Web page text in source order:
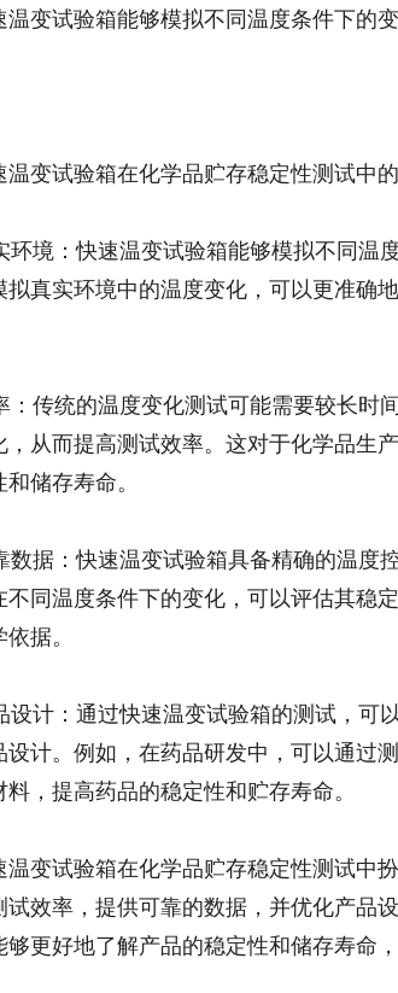
变试验箱能够模拟不同温度条件下的
温变试验箱在化学品贮存稳定性测试中
环境：快速温变试验箱能够模拟不同温
拟真实环境中的温度变化，可以更准确
：传统的温度变化测试可能需要较长时
，从而提高测试效率。这对于化学品生
储存寿命。
数据：快速温变试验箱具备精确的温度
不同温度条件下的变化，可以评估其稳
据。
设计：通过快速温变试验箱的测试，可
设计。例如，在药品研发中，可以通过
，提高药品的稳定性和贮存寿命。
温变试验箱在化学品贮存稳定性测试中
试效率，提供可靠的数据，并优化产品
更好地了解产品的稳定性和储存寿命